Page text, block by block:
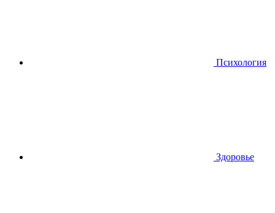
Психология
Здоровье